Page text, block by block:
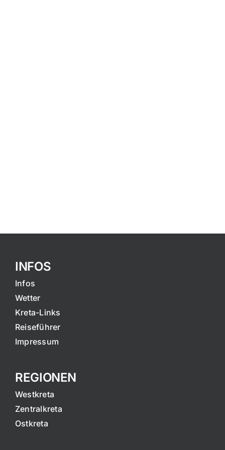
INFOS
Infos
Wetter
Kreta-Links
Reiseführer
Impressum
REGIONEN
Westkreta
Zentralkreta
Ostkreta